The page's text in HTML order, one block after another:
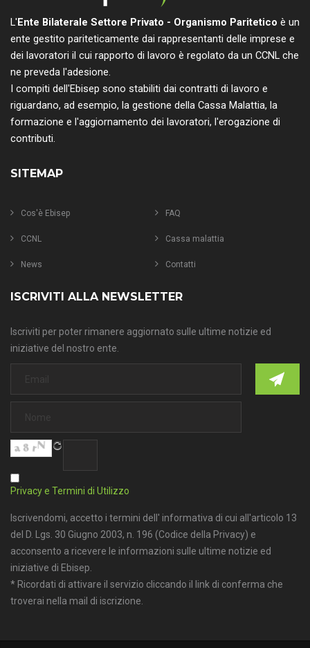
L'Ente Bilaterale Settore Privato - Organismo Paritetico è un
ente gestito pariteticamente dai rappresentanti delle imprese e
dei lavoratori il cui rapporto di lavoro è regolato da un CCNL che
ne preveda l'adesione.
I compiti dell'Ebisep sono stabiliti dai contratti di lavoro e
riguardano, ad esempio, la gestione della Cassa Malattia, la
formazione e l'aggiornamento dei lavoratori, l'erogazione di
contributi.
SITEMAP
Cos'è Ebisep FAQ
CCNL Cassa malattia
News Contatti
ISCRIVITI ALLA NEWSLETTER
Iscriviti per poter rimanere aggiornato sulle ultime notizie ed
iniziative del nostro ente.
Privacy e Termini di Utilizzo
Iscrivendomi, accetto i termini dell' informativa di cui all'articolo 13
del D. Lgs. 30 Giugno 2003, n. 196 (Codice della Privacy) e
acconsento a ricevere le informazioni sulle ultime notizie ed
iniziative di Ebisep.
* Ricordati di attivare il servizio cliccando il link di conferma che
troverai nella mail di iscrizione.